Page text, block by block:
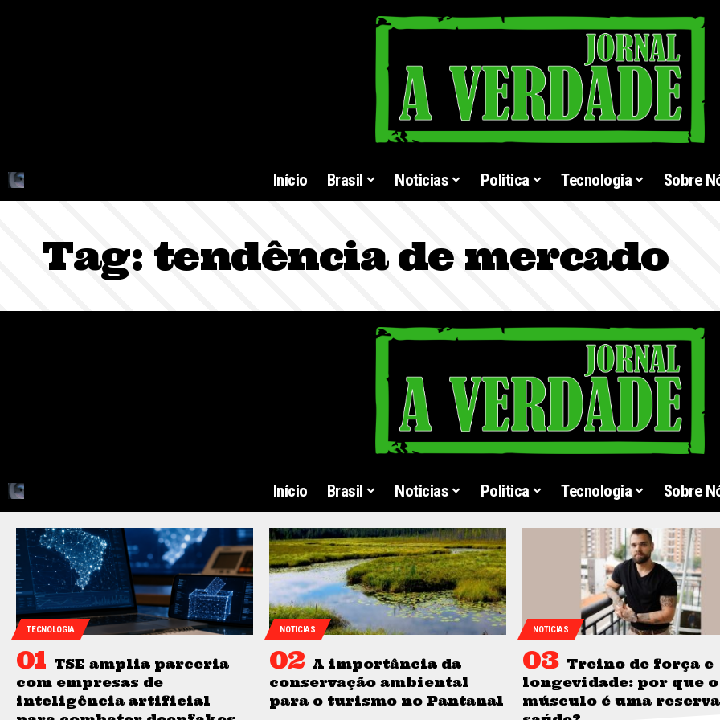
Início Brasil Noticias Politica Tecnologia Sobre
Tag: tendência de mercado
Início Brasil Noticias Politica Tecnologia Sobre
TECNOLOGIA
TSE amplia parceria
com empresas de
inteligência artificial
NOTICIAS
A importância da
conservação ambiental
para o turismo no Pantanal
NOTICIAS
Treino de força e
longevidade: por que o
músculo é uma